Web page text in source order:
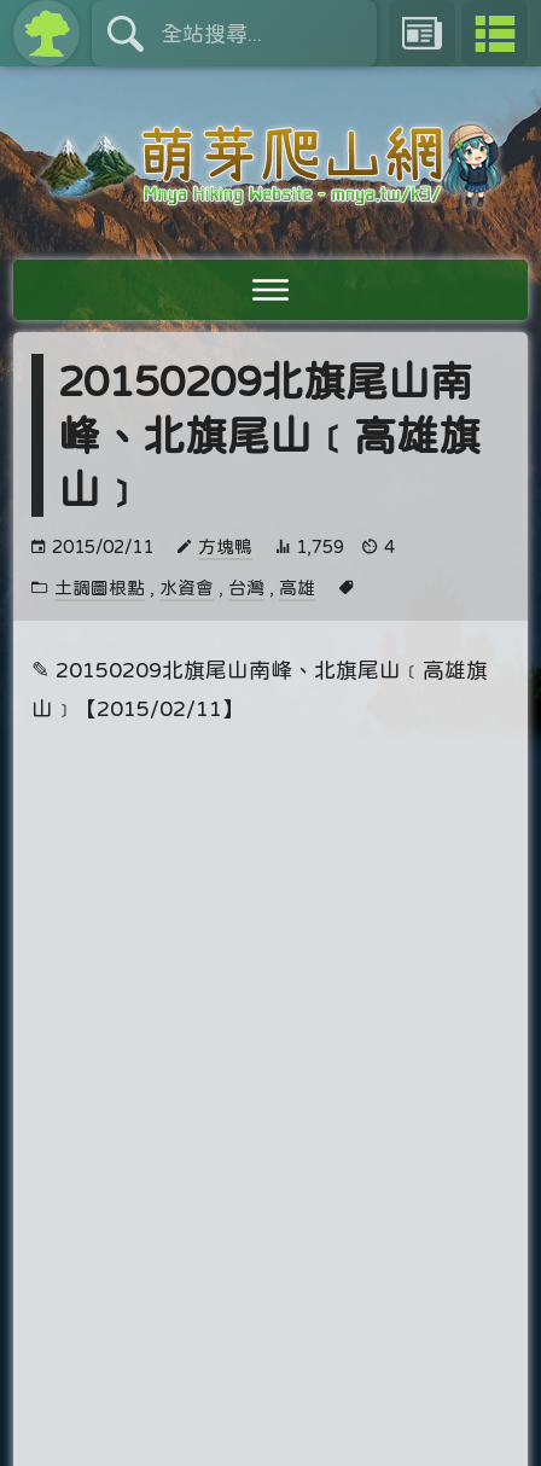
20150209北旗尾山南
峰、北旗尾山﹝高雄旗
山﹞
2015/02/11 方塊鴨 1,759 4
土調圖根點 , 水資會 , 台灣 , 高雄
✎ 20150209北旗尾山南峰、北旗尾山﹝高雄旗
山﹞【2015/02/11】